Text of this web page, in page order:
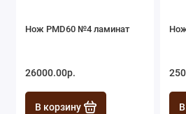
Нож PMD60 №4 ламинат
26000.00р.
В корзину